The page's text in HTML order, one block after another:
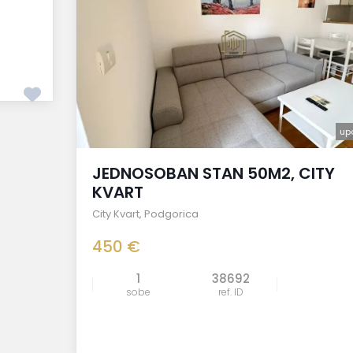
JEDNOSOBAN STAN 50M2, CITY
KVART
City Kvart, Podgorica
450 €
1
sobe
38692
ref. ID